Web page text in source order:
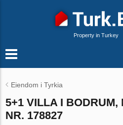
Property in Turkey
Eiendom i Tyrkia
5+1 VILLA I BODRUM,
NR. 178827